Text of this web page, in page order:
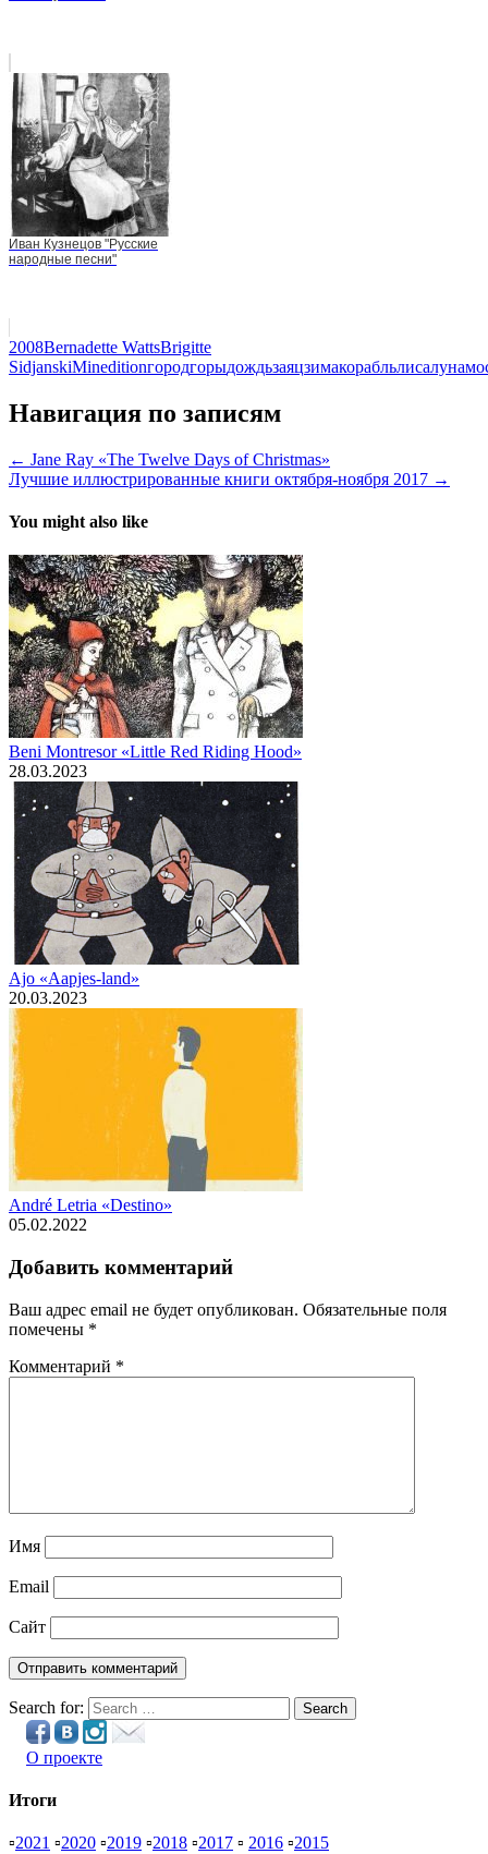
Иван Кузнецов "Русские
народные песни"
2008Bernadette WattsBrigitte
SidjanskiMineditionгородгорыдождьзаяцзимакорабльлисалуна
Навигация по записям
← Jane Ray «The Twelve Days of Christmas»
Лучшие иллюстрированные книги октября-ноября 2017 →
You might also like
Beni Montresor «Little Red Riding Hood»
28.03.2023
Ajo «Aapjes-land»
20.03.2023
André Letria «Destino»
05.02.2022
Добавить комментарий
Ваш адрес email не будет опубликован. Обязательные поля
помечены *
Комментарий *
Имя
Email
Сайт
Search for: Search
О проекте
Итоги
▫2021 ▫2020 ▫2019 ▫2018 ▫2017 ▫ 2016 ▫2015